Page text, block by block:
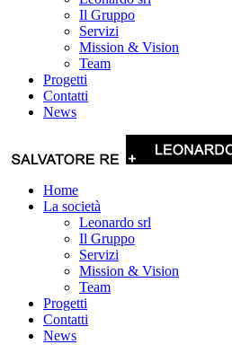
Il Gruppo
Servizi
Mission & Vision
Team
Progetti
Contatti
News
Home
La società
Leonardo srl
Il Gruppo
Servizi
Mission & Vision
Team
Progetti
Contatti
News